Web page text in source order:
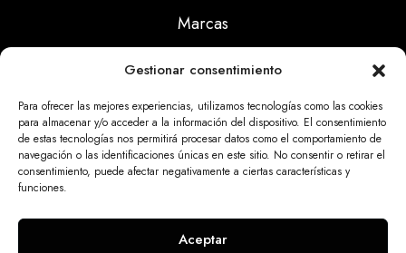
Gestionar consentimiento
Para ofrecer las mejores experiencias, utilizamos tecnologías como las cookies
para almacenar y/o acceder a la información del dispositivo. El consentimiento
de estas tecnologías nos permitirá procesar datos como el comportamiento de
navegación o las identificaciones únicas en este sitio. No consentir o retirar el
consentimiento, puede afectar negativamente a ciertas características y
funciones.
Aceptar
Marcas
Noticias
Aviso Legal
Politicas Cookies